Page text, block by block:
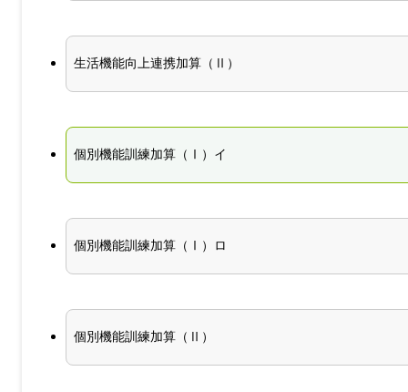
生活機能向上連携加算（Ⅱ）
個別機能訓練加算（Ⅰ）イ
個別機能訓練加算（Ⅰ）ロ
個別機能訓練加算（Ⅱ）